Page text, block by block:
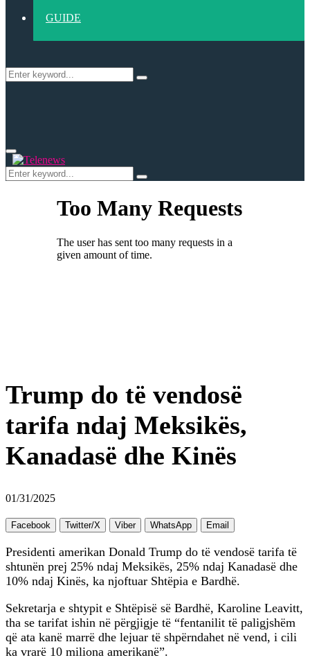
GUIDE
Search
Search
Primary
Menu
Search
for:
Search
Trump do të vendosë
tarifa ndaj Meksikës,
Kanadasë dhe Kinës
01/31/2025
Facebook Twitter/X Viber WhatsApp Email
Presidenti amerikan Donald Trump do të vendosë tarifa të
shtunën prej 25% ndaj Meksikës, 25% ndaj Kanadasë dhe
10% ndaj Kinës, ka njoftuar Shtëpia e Bardhë.
Sekretarja e shtypit e Shtëpisë së Bardhë, Karoline Leavitt,
tha se tarifat ishin në përgjigje të “fentanilit të paligjshëm
që ata kanë marrë dhe lejuar të shpërndahet në vend, i cili
ka vrarë 10 miliona amerikanë”.